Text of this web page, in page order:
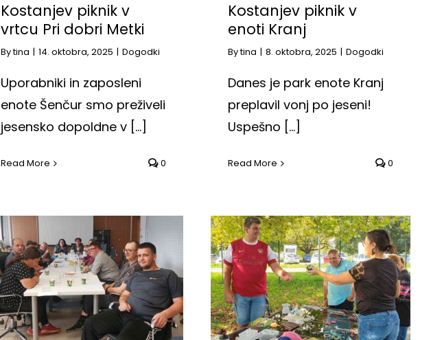
Kostanjev piknik v
vrtcu Pri dobri Metki
Bytina | 14. oktobra, 2025 | Dogodki
Uporabniki in zaposleni
enote Šenčur smo preživeli
jesensko dopoldne v [...]
Read More 0
Kostanjev piknik v
enoti Kranj
Bytina | 8. oktobra, 2025 | Dogodki
Danes je park enote Kranj
preplavil vonj po jeseni!
Uspešno [...]
Read More 0